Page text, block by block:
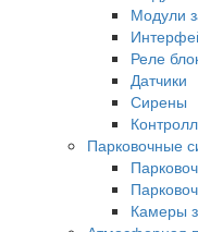
Модули
Реле
Датчики
Сирены
Парковочные
Камеры